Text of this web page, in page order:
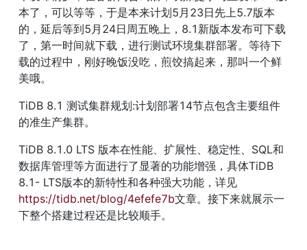
本了，可以等等，于是本来计划5月23日先上5.7版本
的，延后等到5月24日周五晚上，8.1新版本发布可下载
了，第一时间就下载，进行测试环境集群部署。等待下
载的过程中，刚好晚饭没吃，煎饺搞起来，那叫一个鲜
美哦。
TiDB 8.1 测试集群规划:计划部署14节点包含主要组件
的准生产集群。
TiDB 8.1.0 LTS 版本在性能、扩展性、稳定性、SQL和
数据库管理等方面进行了显著的功能增强，具体TiDB
8.1- LTS版本的新特性和各种强大功能，详见
https://tidb.net/blog/4efefe7b文章。接下来就展示一
下整个搭建过程还是比较顺手。